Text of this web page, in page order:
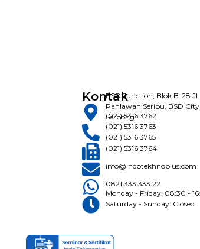
KontakBSD Junction, Blok B-28 Jl.
Pahlawan Seribu, BSD City,
Serpong
(021) 5316 3762
(021) 5316 3763
(021) 5316 3765
(021) 5316 3764
info@indotekhnoplus.com
0821 333 333 22
Monday - Friday: 08:30 -
Saturday - Sunday: Closed